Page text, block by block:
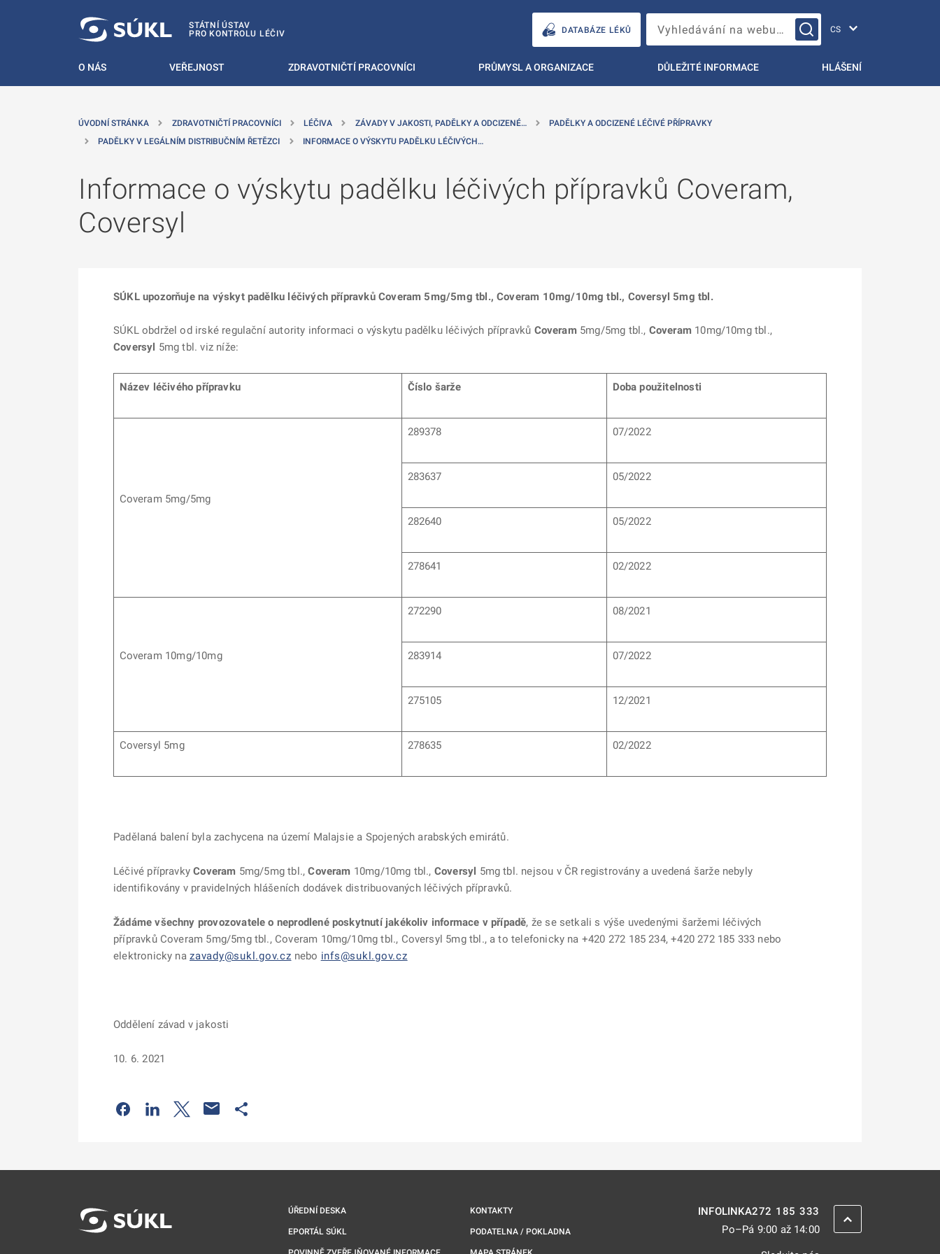
STÁTNÍ ÚSTAV
PRO KONTROLU LÉČIV
DATABÁZE LÉKŮ Vyhledávání na webu…
O NÁS VEŘEJNOST ZDRAVOTNIČTÍ PRACOVNÍCI PRŮMYSL A ORGANIZACE DŮLEŽITÉ INFORMACE HLÁŠENÍ
ÚVODNÍ STRÁNKA ZDRAVOTNIČTÍ PRACOVNÍCI LÉČIVA ZÁVADY V JAKOSTI, PADĚLKY A ODCIZENÉ…
PADĚLKY A ODCIZENÉ LÉČIVÉ PŘÍPRAVKY
PADĚLKY V LEGÁLNÍM DISTRIBUČNÍM ŘETĚZCI
INFORMACE O VÝSKYTU PADĚLKU LÉČIVÝCH…
Informace o výskytu padělku léčivých přípravků Coveram,
Coversyl
SÚKL upozorňuje na výskyt padělku léčivých přípravků Coveram 5mg/5mg tbl., Coveram 10mg/10mg tbl., Coversyl 5mg tbl.
SÚKL obdržel od irské regulační autority informaci o výskytu padělku léčivých přípravků Coveram5mg/5mg tbl., Coveram10mg/10mg tbl.,
Coversyl 5mg tbl. viz níže:
Název léčivého přípravku Číslo šarže Doba použitelnosti
Coveram 5mg/5mg
289378 07/2022
283637 05/2022
282640 05/2022
278641 02/2022
Coveram 10mg/10mg
272290 08/2021
283914 07/2022
275105 12/2021
Coversyl 5mg 278635 02/2022
Padělaná balení byla zachycena na území Malajsie a Spojených arabských emirátů.
Léčivé přípravkyCoveram 5mg/5mg tbl.,Coveram 10mg/10mg tbl., Coversyl 5mg tbl. nejsou v ČR registrovány a uvedená šarže nebyly
identifikovány v pravidelných hlášeních dodávek distribuovaných léčivých přípravků.
Žádáme všechny provozovatele o neprodlené poskytnutí jakékoliv informace v případě, že se setkali s výše uvedenými šaržemi léčivých
přípravků Coveram 5mg/5mg tbl., Coveram 10mg/10mg tbl., Coversyl 5mg tbl., a to telefonicky na +420 272 185 234, +420 272 185 333 nebo
elektronicky na zavady@sukl.gov.cz nebo infs@sukl.gov.cz
Oddělení závad v jakosti
10. 6. 2021
Odkaz se otevře na nové kartě
Odkaz se otevře na nové kartě
Odkaz se otevře na nové kartě
ÚŘEDNÍ DESKA
EPORTÁL SÚKL
KONTAKTY
PODATELNA / POKLADNA
INFOLINKA272 185 333
Po–Pá 9:00 až 14:00
ZPĚT NAHORU